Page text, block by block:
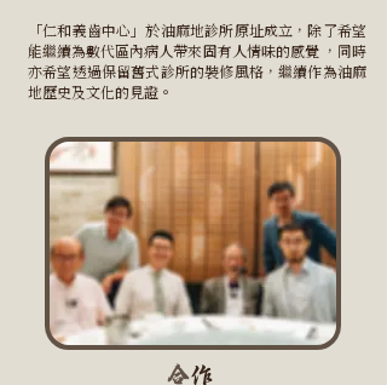
「仁和義齒中心」於油麻地診所原址成立，除了希望
能繼續為數代區內病人帶來固有人情味的感覺 ，同時
亦希望透過保留舊式診所的裝修風格，繼續作為油麻
地歷史及文化的見證。
合作